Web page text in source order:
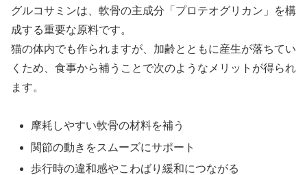
グルコサミンは、軟骨の主成分「プロテオグリカン」を構
成する重要な原料です。
猫の体内でも作られますが、加齢とともに産生が落ちてい
くため、食事から補うことで次のようなメリットが得られ
ます。
摩耗しやすい軟骨の材料を補う
関節の動きをスムーズにサポート
歩行時の違和感やこわばり緩和につながる